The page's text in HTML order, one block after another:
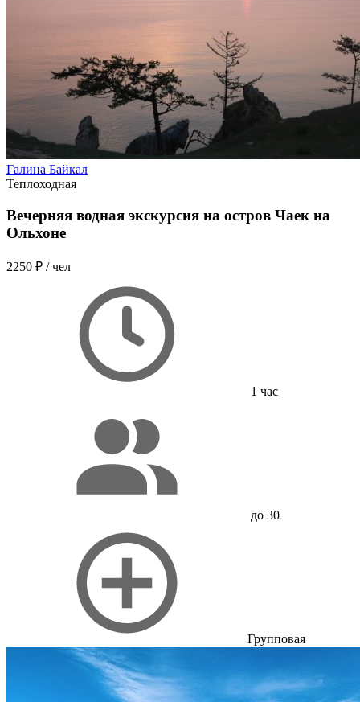
Галина Байкал
Теплоходная
Вечерняя водная экскурсия на остров Чаек на
Ольхоне
2250 ₽ / чел
1 час
до 30
Групповая